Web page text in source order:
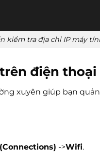
kiểm tra địa chỉ IP máy
điện
xuyên giúp bạn
->Wifi.